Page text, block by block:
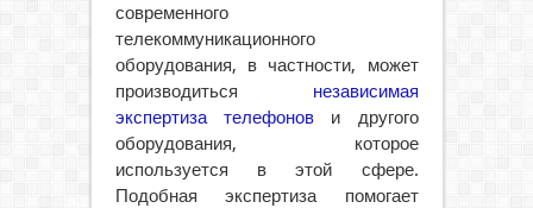
современного
телекоммуникационного
оборудования, в частности, может
производиться независимая
экспертиза телефонови другого
оборудования, которое
используется в этой сфере.
Подобная экспертиза помогает